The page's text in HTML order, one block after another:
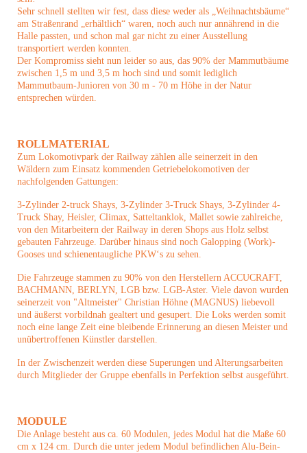
Sehr schnell stellten wir fest, dass diese weder als „Weihnachtsbäume“
am Straßenrand „erhältlich“ waren, noch auch nur annährend in die
Halle passten, und schon mal gar nicht zu einer Ausstellung
transportiert werden konnten.
Der Kompromiss sieht nun leider so aus, das 90% der Mammutbäume
zwischen 1,5 m und 3,5 m hoch sind und somit lediglich
Mammutbaum-Junioren von 30 m - 70 m Höhe in der Natur
entsprechen würden.
ROLLMATERIAL
Zum Lokomotivpark der Railway zählen alle seinerzeit in den
Wäldern zum Einsatz kommenden Getriebelokomotiven der
nachfolgenden Gattungen:
3-Zylinder 2-truck Shays, 3-Zylinder 3-Truck Shays, 3-Zylinder 4-
Truck Shay, Heisler, Climax, Satteltanklok, Mallet sowie zahlreiche,
von den Mitarbeitern der Railway in deren Shops aus Holz selbst
gebauten Fahrzeuge. Darüber hinaus sind noch Galopping (Work)-
Gooses und schienentaugliche PKW‘s zu sehen.
Die Fahrzeuge stammen zu 90% von den Herstellern ACCUCRAFT,
BACHMANN, BERLYN, LGB bzw. LGB-Aster. Viele davon wurden
seinerzeit von "Altmeister" Christian Höhne (MAGNUS) liebevoll
und äußerst vorbildnah gealtert und gesupert. Die Loks werden somit
noch eine lange Zeit eine bleibende Erinnerung an diesen Meister und
unübertroffenen Künstler darstellen.
In der Zwischenzeit werden diese Superungen und Alterungsarbeiten
durch Mitglieder der Gruppe ebenfalls in Perfektion selbst ausgeführt.
MODULE
Die Anlage besteht aus ca. 60 Modulen, jedes Modul hat die Maße 60
cm x 124 cm. Durch die unter jedem Modul befindlichen Alu-Bein-